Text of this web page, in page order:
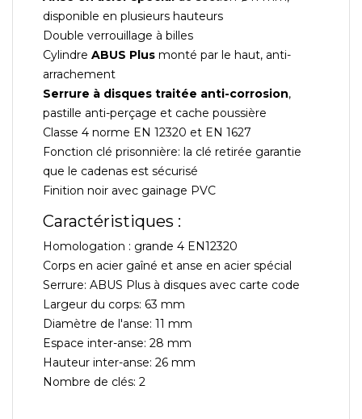
disponible en plusieurs hauteurs
Double verrouillage à billes
Cylindre ABUS Plus monté par le haut, anti-
arrachement
Serrure à disques traitée anti-corrosion,
pastille anti-perçage et cache poussière
Classe 4 norme EN 12320 et EN 1627
Fonction clé prisonnière: la clé retirée garantie
que le cadenas est sécurisé
Finition noir avec gainage PVC
Caractéristiques :
Homologation : grande 4 EN12320
Corps en acier gaîné et anse en acier spécial
Serrure: ABUS Plus à disques avec carte code
Largeur du corps: 63 mm
Diamètre de l'anse: 11 mm
Espace inter-anse: 28 mm
Hauteur inter-anse: 26 mm
Nombre de clés: 2